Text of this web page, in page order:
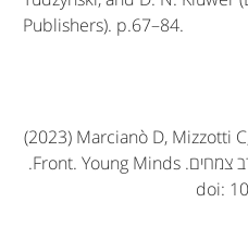
Publishers). p.67–84.
(2023) Marcianò D, Mizzotti
צמחים. Front. Young Minds
.
doi: